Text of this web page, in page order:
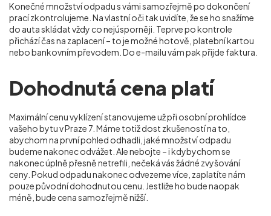
Konečné množství odpadu s vámi samozřejmě po dokončení
prací zkontrolujeme. Na vlastní oči tak uvidíte, že se ho snažíme
do auta skládat vždy co nejúsporněji. Teprve po kontrole
přichází čas na zaplacení – to je možné hotově, platební kartou
nebo bankovním převodem. Do e-mailu vám pak přijde faktura.
Dohodnutá cena platí
Maximální cenu vyklízení stanovujeme už při osobní prohlídce
vašeho bytu v Praze 7. Máme totiž dost zkušeností na to,
abychom na první pohled odhadli, jaké množství odpadu
budeme nakonec odvážet. Ale nebojte – i kdybychom se
nakonec úplně přesně netrefili, nečeká vás žádné zvyšování
ceny. Pokud odpadu nakonec odvezeme více, zaplatíte nám
pouze původní dohodnutou cenu. Jestliže ho bude naopak
méně, bude cena samozřejmě nižší.